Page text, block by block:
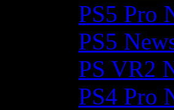
PS5 Pro
PS5
PS VR2
PS4 Pro